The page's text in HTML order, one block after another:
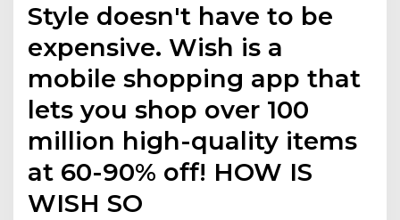
Style doesn't have to be
expensive. Wish is a
mobile shopping app that
lets you shop over 100
million high-quality items
at 60-90% off! HOW IS
WISH SO